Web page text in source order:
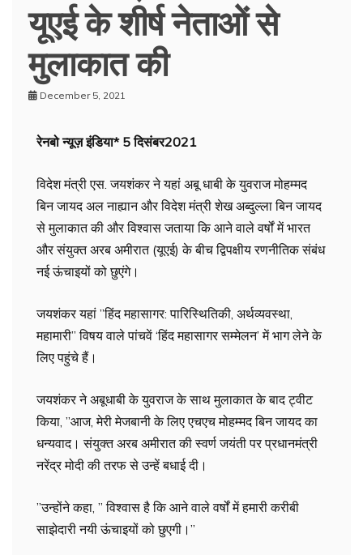
यूएई के शीर्ष नेताओं से
मुलाकात की
December 5, 2021
रेनबो न्यूज़ इंडिया* 5 दिसंबर2021
विदेश मंत्री एस. जयशंकर ने यहां अबू धाबी के युवराज मोहम्मद
बिन जायद अल नाह्यान और विदेश मंत्री शेख अब्दुल्ला बिन जायद
से मुलाकात की और विश्वास जताया कि आने वाले वर्षों में भारत
और संयुक्त अरब अमीरात (यूएई) के बीच द्विपक्षीय रणनीतिक संबंध
नई ऊंचाइयों को छुएंगे।
जयशंकर यहां ”हिंद महासागर: पारिस्थितिकी, अर्थव्यवस्था,
महामारी” विषय वाले पांचवें ‘हिंद महासागर सम्मेलन’ में भाग लेने के
लिए पहुंचे हैं।
जयशंकर ने अबूधाबी के युवराज के साथ मुलाकात के बाद ट्वीट
किया, ”आज, मेरी मेजबानी के लिए एचएच मोहम्मद बिन जायद का
धन्यवाद। संयुक्त अरब अमीरात की स्वर्ण जयंती पर प्रधानमंत्री
नरेंद्र मोदी की तरफ से उन्हें बधाई दी।
”उन्होंने कहा, ” विश्वास है कि आने वाले वर्षों में हमारी करीबी
साझेदारी नयी ऊंचाइयों को छुएगी।”